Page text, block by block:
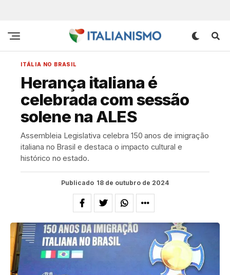
ITÁLIA NO BRASIL
Herança italiana é
celebrada com sessão
solene na ALES
Assembleia Legislativa celebra 150 anos de imigração
italiana no Brasil e destaca o impacto cultural e
histórico no estado.
Publicado 18 de outubro de 2024